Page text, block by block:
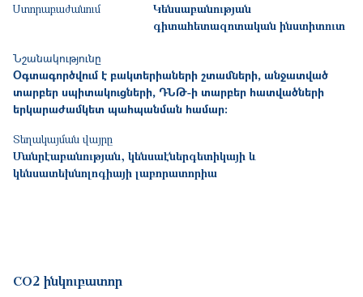
Ստորաբաժանում
Կենսաբանության
գիտահետազոտական ինստիտուտ
Նշանակությունը
Օգտագործվում է բակտերիաների շտամների, անջատված
տարբեր սպիտակուցների, ԴՆԹ-ի տարբեր հատվածների
երկարաժամկետ պահպանման համար:
Տեղակայման վայրը
Մանրէաբանության, կենսաէներգետիկայի և
կենսատեխնոլոգիայի լաբորատորիա
CO2 ինկուբատոր